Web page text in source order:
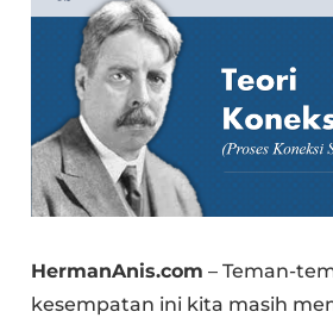
HermanAnis.com – Teman-
kesempatan ini kita masih